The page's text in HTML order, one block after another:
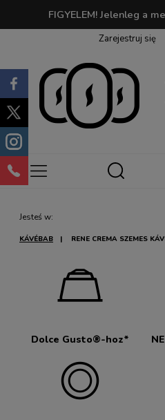
Zarejestruj się
Jesteś w:
KÁVÉBAB RENE CREMA SZEMES
Dolce Gusto®-hoz*